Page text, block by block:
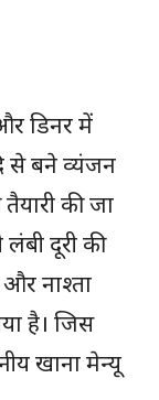
डिनर में
से बने व्यंजन
की जा
दूरी की
और नाश्ता
है। जिस
खाना मेन्यू